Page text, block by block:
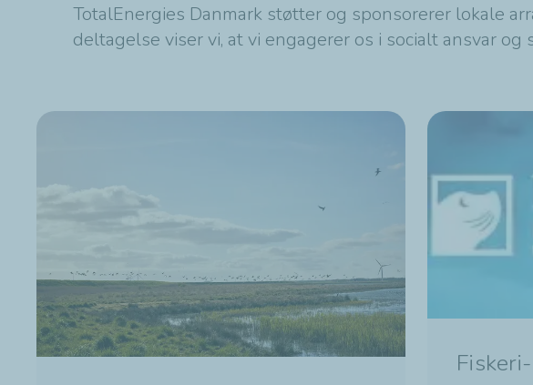
TotalEnergies Danmark støtter og sponsorerer lokale
deltagelse viser vi, at vi engagerer os i socialt ansvar og